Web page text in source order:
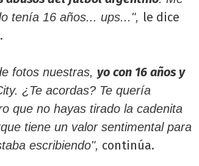
tenía 16 años... ups...", le dice
fotos nuestras, yo con 16 años y
¿Te acordas? Te quería
que no hayas tirado la cadenita
tiene un valor sentimental para
escribiendo", continúa.